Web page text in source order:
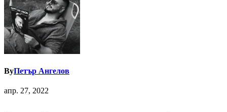
ByПетър Ангелов
апр. 27, 2022